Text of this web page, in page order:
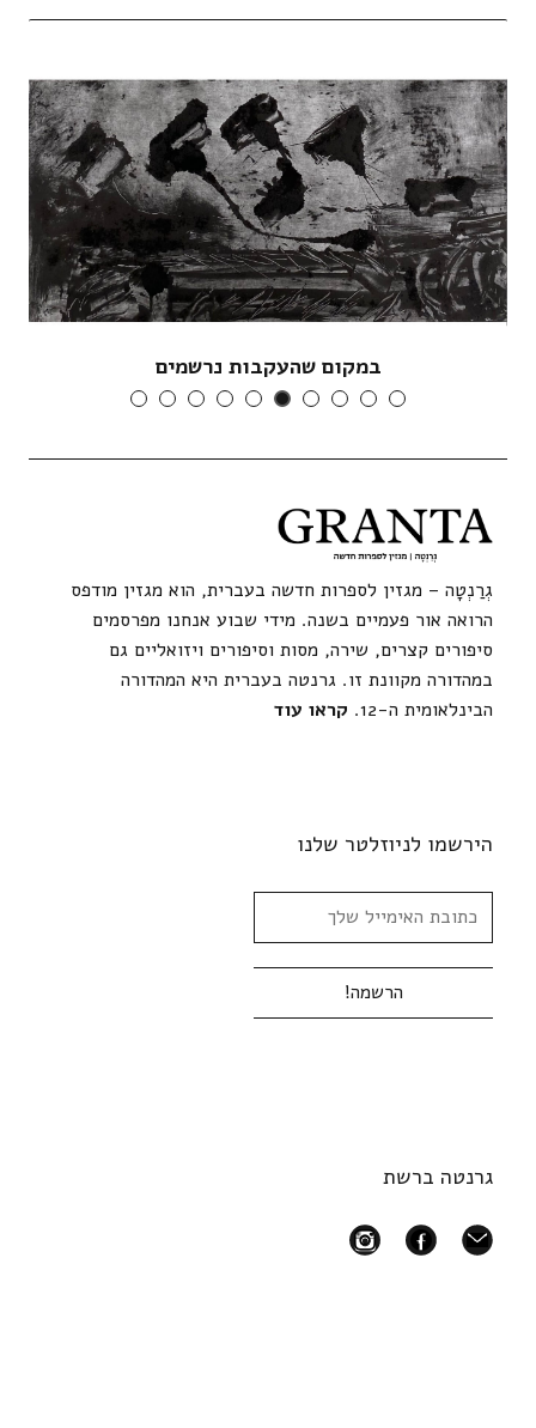
במקום שהעקבות נרשמים
גְרַנְטָה – מגזין לספרות חדשה בעברית, הוא מגזין מודפס
הרואה אור פעמיים בשנה. מידי שבוע אנחנו מפרסמים
סיפורים קצרים, שירה, מסות וסיפורים ויזואליים גם
במהדורה מקוונת זו. גרנטה בעברית היא המהדורה
הבינלאומית ה-12.
קראו עוד
הירשמו לניוזלטר שלנו
גרנטה ברשת
mail
facebook
instagram